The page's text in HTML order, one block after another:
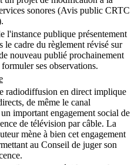
sonores (Avis public CRTC
l'instance publique présentement
le cadre du règlement révisé sur
nouveau publié prochainement
ses observations.
radiodiffusion en direct implique
de même le canal
important engagement social de
de télévision par câble. La
mène à bien cet engagement
au Conseil de juger son